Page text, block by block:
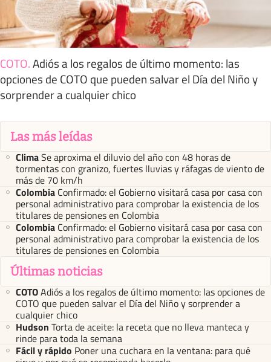
COTO.Adiós a los regalos de último momento: las
opciones de COTO que pueden salvar el Día del Niño y
sorprender a cualquier chico
Las más leídas
ClimaSe aproxima el diluvio del año con 48 horas de
tormentas con granizo, fuertes lluvias y ráfagas de viento de
más de 70 km/h
Colombia Confirmado: el Gobierno visitará casa por casa con
personal administrativo para comprobar la existencia de los
titulares de pensiones en Colombia
Colombia Confirmado: el Gobierno visitará casa por casa con
personal administrativo para comprobar la existencia de los
titulares de pensiones en Colombia
Últimas noticias
COTOAdiós a los regalos de último momento: las opciones de
COTO que pueden salvar el Día del Niño y sorprender a
cualquier chico
Hudson Torta de aceite: la receta que no lleva manteca y
rinde para toda la semana
Fácil y rápido Poner una cuchara en la ventana: para qué